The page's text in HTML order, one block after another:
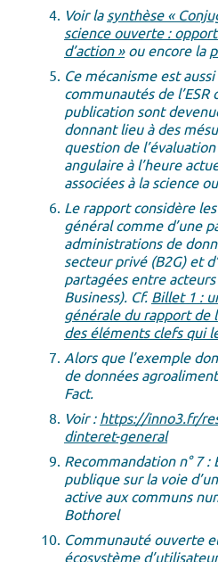
Voir la synthèse «
science ouverte :
d’action »ou encore la
Ce mécanisme est
communautés de
publication sont
donnant lieu à des
question de
angulaire à l’heure
associées à la science
Le rapport considère
général comme d’une
administrations de
secteur privé (B2G) et
partagées entre
Business). Cf. Billet 1 :
générale du rapport de
des éléments clefs qui
Alors que l’exemple
de données
Fact.
Voir : https://inno3.fr/
dinteret-general
Recommandation n° 7 :
publique sur la voie
active aux communs
Bothorel
Communauté ouverte
écosystème